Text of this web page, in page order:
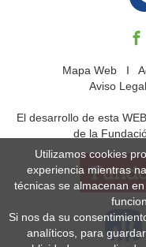
Mapa WebI
Aviso Legal
El desarrollo de esta
de la
Utilizamos cookies
experiencia mientras
técnicas se almacenan
Si nos da su
analíticos, para